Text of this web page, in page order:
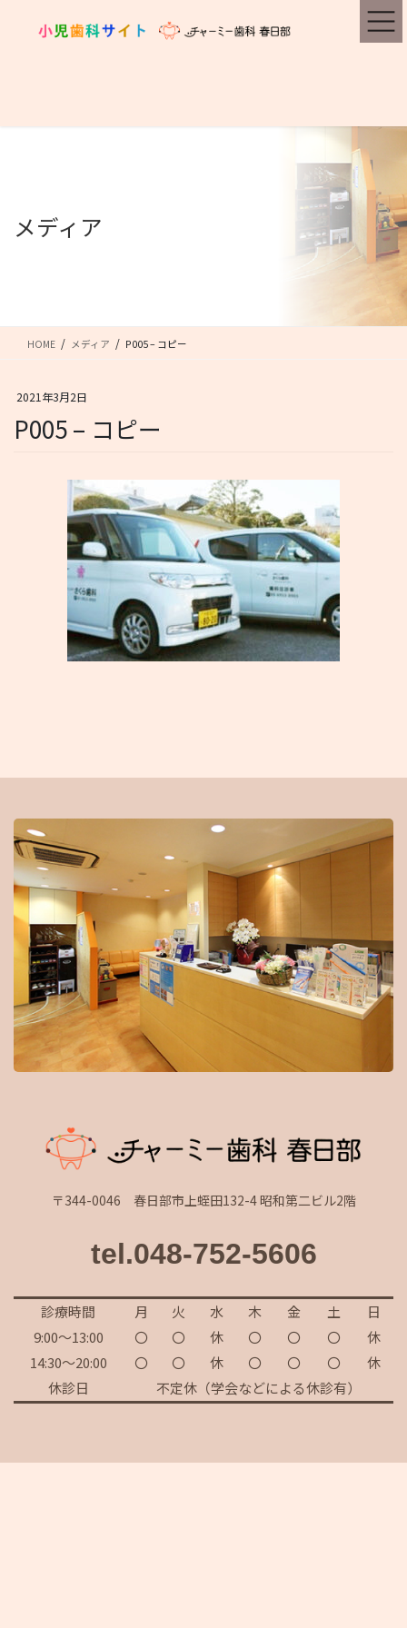
メディア
HOME メディア P005 – コピー
2021年3月2日
P005 – コピー
〒344-0046 春日部市上蛭田132-4 昭和第二ビル2階
tel.048-752-5606
診療時間 月 火 水 木 金 土
日
9:00～13:00
〇 〇 休 〇 〇 〇
休
14:30～20:00
〇 〇 休 〇 〇 〇
休
休診日
不定休（学会などによる休診有）